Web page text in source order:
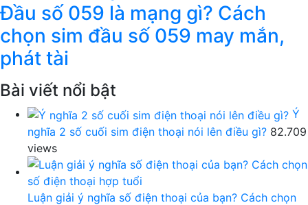
Đầu số 059 là mạng gì? Cách
chọn sim đầu số 059 may mắn,
phát tài
Bài viết nổi bật
Ý
nghĩa 2 số cuối sim điện thoại nói lên điều gì? 82.709
views
Luận giải ý nghĩa số điện thoại của bạn? Cách chọn